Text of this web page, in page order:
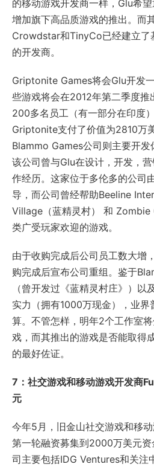
的移动游戏开发商一样，Glu希
增加旗下高品质游戏的推出。而
Crowdstar和TinyCo已经建立了
的开发商。
Griptonite Games将会Glu开发
些游戏将会在2012年第二季度
200多名员工（有一部分在印度
Griptonite支付了价值为2810万
Blammo Games公司则主要开发
该公司曾与Glu在设计，开发，
作经历。这家位于多伦多的公
导，而公司曾经帮助Beeline
Village（蓝精灵村） 和 Zombie
类广受玩家欢迎的游戏。
由于收购完成后公司员工数大增
购完成后宣布公司重组。鉴于
（曾开发过《蓝精灵村庄》）
实力（拥有1000万现金），业界
算。不管怎样，明年2个工作室
戏，而其推出的游戏是否能取得
的最好佐证。
7：社交游戏和移动游戏开发商
元
今年5月，旧金山社交游戏和移
第一轮融资募集到2000万美元
司主要包括IDG Ventures和关注